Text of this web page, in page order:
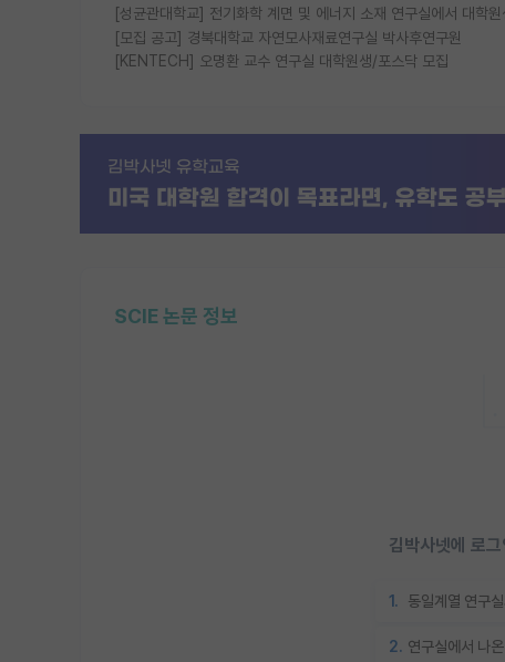
[성균관대학교] 전기화학 계면 및 에너지 소재 연구실에서 대학
[모집 공고] 경북대학교 자연모사재료연구실 박사후연구원
[KENTECH] 오명환 교수 연구실 대학원생/포스닥 모집
SCIE 논문 정보
김박사넷에 로
1. 동일계열 연구
2. 연구실에서 나